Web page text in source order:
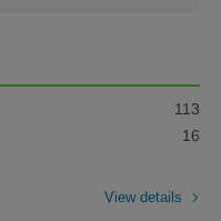
113
16
View details